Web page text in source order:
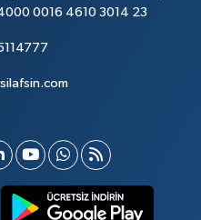
0016 4610 3014 23